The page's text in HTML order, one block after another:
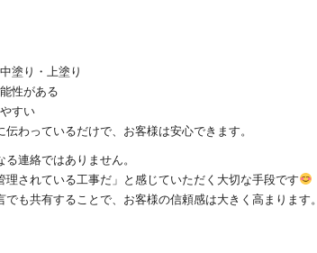
塗り・上塗り
性がある
すい
伝わっているだけで、お客様は安心できます。
連絡ではありません。
理されている工事だ」と感じていただく大切な手段です
でも共有することで、お客様の信頼感は大きく高まります。